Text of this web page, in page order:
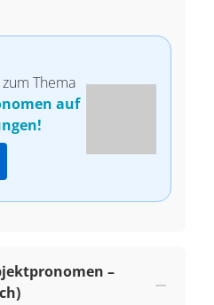
zum Thema
auf
–